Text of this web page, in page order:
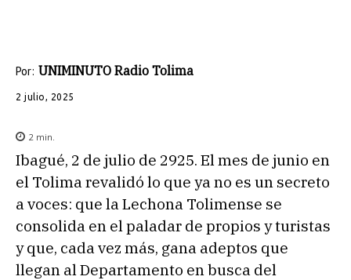
Por: UNIMINUTO Radio Tolima
2 julio, 2025
2 min.
Ibagué, 2 de julio de 2925. El mes de junio en
el Tolima revalidó lo que ya no es un secreto
a voces: que la Lechona Tolimense se
consolida en el paladar de propios y turistas
y que, cada vez más, gana adeptos que
llegan al Departamento en busca del